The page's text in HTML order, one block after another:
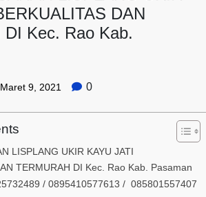
DAN
Kec. Rao Kab.
Maret 9, 2021 0
LISPLANG UKIR KAYU JATI
TERMURAH DI Kec. Rao Kab. Pasaman
/ 0895410577613 / 085801557407